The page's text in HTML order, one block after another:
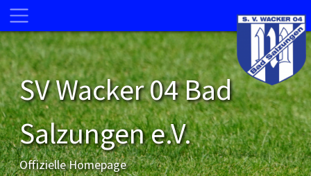
SV Wacker 04 Bad
Salzungen e.V.
Offizielle Homepage